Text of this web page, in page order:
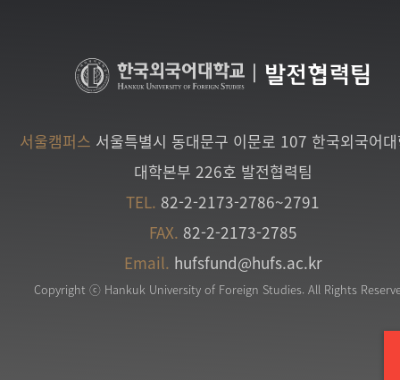
발전협력팀
서울캠퍼스 서울특별시 동대문구 이문로 107 한국외국어
대학본부 226호 발전협력팀
TEL. 82-2-2173-2786~2791
FAX. 82-2-2173-2785
Email. hufsfund@hufs.ac.kr
Copyright ⓒ Hankuk University of Foreign Studies. All Rights